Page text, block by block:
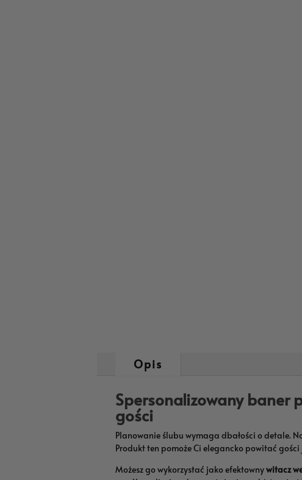
Opis
Spersonalizowany baner
gości
Planowanie ślubu wymaga dbałości o detale.
Produkt ten pomoże Ci elegancko powitać gości
Możesz go wykorzystać jako efektownywitacz